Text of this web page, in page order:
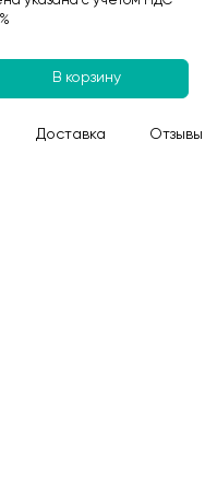
В корзину
Доставка Отзывы